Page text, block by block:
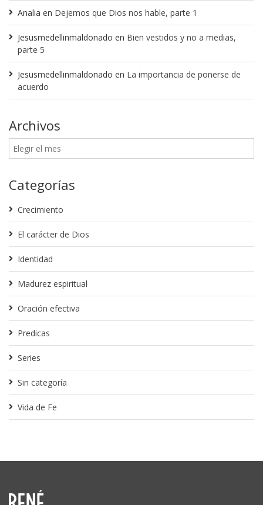
Analia en Dejemos que Dios nos hable, parte 1
Jesusmedellinmaldonado en Bien vestidos y no a medias,
parte 5
Jesusmedellinmaldonado en La importancia de ponerse de
acuerdo
Archivos
Categorías
Crecimiento
El carácter de Dios
Identidad
Madurez espiritual
Oración efectiva
Predicas
Series
Sin categoría
Vida de Fe